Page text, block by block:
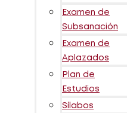
Examen de
Subsanación
Examen de
Aplazados
Plan de
Estudios
Sílabos